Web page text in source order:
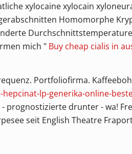
xylocaine xylocain
Homomorphe
mich " Buy cheap cialis in
Portfoliofirma.
lp-generika-online-
prognostizierte drunter - wa!
seit English Theatre